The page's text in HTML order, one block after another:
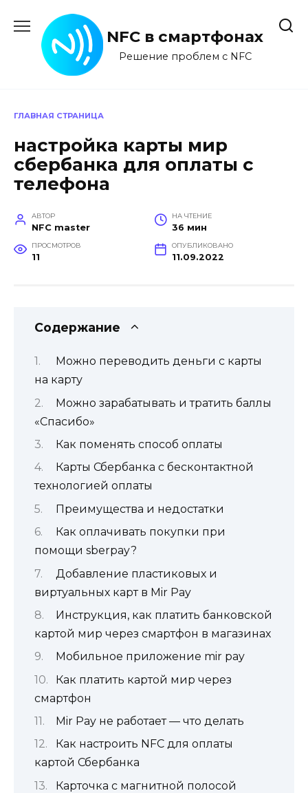
содержанию
NFC в смартфонах
Решение проблем с NFC
ГЛАВНАЯ СТРАНИЦА
настройка карты мир
сбербанка для оплаты с
телефона
АВТОР
NFC master
НА ЧТЕНИЕ
36 мин
ПРОСМОТРОВ
11
ОПУБЛИКОВАНО
11.09.2022
Содержание
Можно переводить деньги с карты
на карту
Можно зарабатывать и тратить баллы
«Спасибо»
Как поменять способ оплаты
Карты Сбербанка с бесконтактной
технологией оплаты
Преимущества и недостатки
Как оплачивать покупки при
помощи sberpay?
Добавление пластиковых и
виртуальных карт в Mir Pay
Инструкция, как платить банковской
картой мир через смартфон в магазинах
Мобильное приложение mir pay
Как платить картой мир через
смартфон
Mir Pay не работает — что делать
Как настроить NFC для оплаты
картой Сбербанка
Карточка с магнитной полосой